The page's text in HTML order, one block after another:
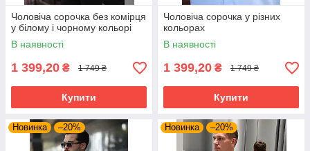
Чоловіча сорочка без комірця
у білому і чорному кольорі
В наявності
1 399,20 ₴ 1 749 ₴
Купити
Чоловіча сорочка у різних
кольорах
В наявності
1 399,20 ₴ 1 749 ₴
Купити
Новинка –20% Новинка –20%